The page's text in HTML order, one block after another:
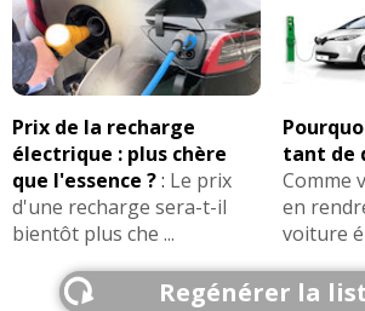
Prix de la recharge
électrique : plus chère
que l'essence ?: Le prix
d'une recharge sera-t-il
bientôt plus che ...
tant de
Comme
en
voiture
Regénérer la